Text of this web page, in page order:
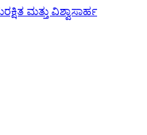
ಮತ್ತು ವಿಶ್ವಾಸಾರ್ಹ